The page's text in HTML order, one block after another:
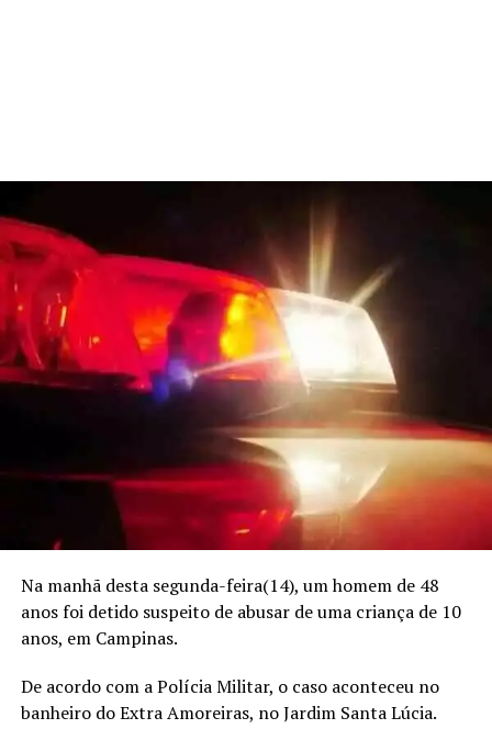
Na manhã desta segunda-feira(14), um homem de 48
anos foi detido suspeito de abusar de uma criança de 10
anos, em Campinas.
De acordo com a Polícia Militar, o caso aconteceu no
banheiro do Extra Amoreiras, no Jardim Santa Lúcia.